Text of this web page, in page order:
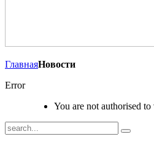
ГлавнаяНовости
Error
You are not authorised